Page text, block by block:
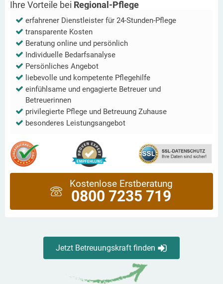
Ihre Vorteile bei Regional-Pflege
erfahrener Dienstleister für 24-Stunden-Pflege
transparente Kosten
Beratung online und persönlich
Individuelle Bedarfsanalyse
Persönliches Angebot
liebevolle und kompetente Pflegehilfe
einfühlsame und engagierte Betreuer und
Betreuerinnen
privilegierte Pflege und Betreuung Zuhause
besonderes Leistungsangebot
Kostenlose Erstberatung
0800 7235 719
Jetzt Betreuungskraft finden